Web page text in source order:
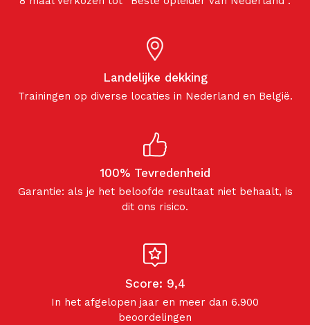
Landelijke dekking
Trainingen op diverse locaties in Nederland en België.
100% Tevredenheid
Garantie: als je het beloofde resultaat niet behaalt, is
dit ons risico.
Score: 9,4
In het afgelopen jaar en meer dan 6.900
beoordelingen